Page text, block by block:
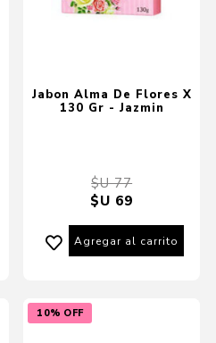
Jabon Alma De Flores X
130 Gr - Jazmin
$U 77
$U 69
Agregar al carrito
10% OFF